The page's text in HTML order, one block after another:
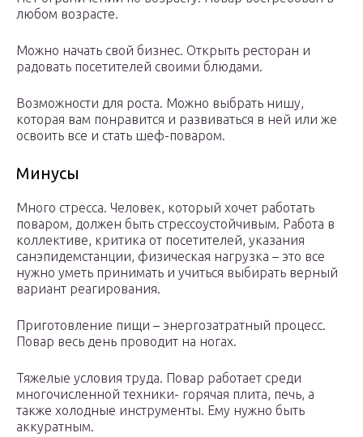
любом возрасте.
Можно начать свой бизнес. Открыть ресторан и
радовать посетителей своими блюдами.
Возможности для роста. Можно выбрать нишу,
которая вам понравится и развиваться в ней или же
освоить все и стать шеф-поваром.
Минусы
Много стресса. Человек, который хочет работать
поваром, должен быть стрессоустойчивым. Работа в
коллективе, критика от посетителей, указания
санэпидемстанции, физическая нагрузка – это все
нужно уметь принимать и учиться выбирать верный
вариант реагирования.
Приготовление пищи – энергозатратный процесс.
Повар весь день проводит на ногах.
Тяжелые условия труда. Повар работает среди
многочисленной техники- горячая плита, печь, а
также холодные инструменты. Ему нужно быть
аккуратным.